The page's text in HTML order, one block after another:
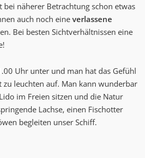
bei näherer Betrachtung schon etwas
auch noch eine verlassene
Bei besten Sichtverhältnissen eine
Uhr unter und man hat das Gefühl
leuchten auf. Man kann wunderbar
im Freien sitzen und die Natur
Lachse, einen Fischotter
begleiten unser Schiff.